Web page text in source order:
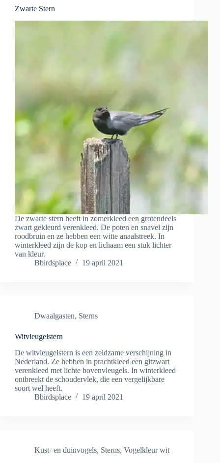
Zwarte Stern
De zwarte stern heeft in zomerkleed een grotendeels
zwart gekleurd verenkleed. De poten en snavel zijn
roodbruin en ze hebben een witte anaalstreek. In
winterkleed zijn de kop en lichaam een stuk lichter
van kleur.
Bbirdsplace
19 april 2021
Dwaalgasten, Sterns
Witvleugelstern
De witvleugelstern is een zeldzame verschijning in
Nederland. Ze hebben in prachtkleed een gitzwart
verenkleed met lichte bovenvleugels. In winterkleed
ontbreekt de schoudervlek, die een vergelijkbare
soort wel heeft.
Bbirdsplace
19 april 2021
Kust- en duinvogels, Sterns, Vogelkleur wit